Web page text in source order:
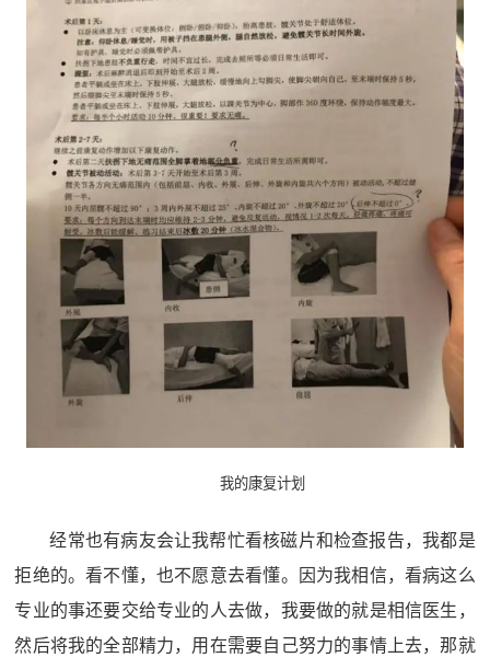
我的康复计划
经常也有病友会让我帮忙看核磁片和检查报告，我都是
拒绝的。看不懂，也不愿意去看懂。因为我相信，看病这么
专业的事还要交给专业的人去做，我要做的就是相信医生，
然后将我的全部精力，用在需要自己努力的事情上去，那就